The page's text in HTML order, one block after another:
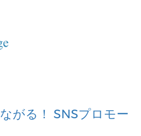
がる！ SNSプロモー